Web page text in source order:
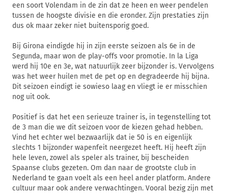
een soort Volendam in de zin dat ze heen en weer pendelen
tussen de hoogste divisie en die eronder. Zijn prestaties zijn
dus ok maar zeker niet buitensporig goed.
Bij Girona eindigde hij in zijn eerste seizoen als 6e in de
Segunda, maar won de play-offs voor promotie. In la Liga
werd hij 10e en 3e, wat natuurlijk zeer bijzonder is. Vervolgens
was het weer huilen met de pet op en degradeerde hij bijna.
Dit seizoen eindigt ie sowieso laag en vliegt ie er misschien
nog uit ook.
Positief is dat het een serieuze trainer is, in tegenstelling tot
de 3 man die we dit seizoen voor de kiezen gehad hebben.
Vind het echter wel bezwaarlijk dat ie 50 is en eigenlijk
slechts 1 bijzonder wapenfeit neergezet heeft. Hij heeft zijn
hele leven, zowel als speler als trainer, bij bescheiden
Spaanse clubs gezeten. Om dan naar de grootste club in
Nederland te gaan voelt als een heel ander platform. Andere
cultuur maar ook andere verwachtingen. Vooral bezig zijn met